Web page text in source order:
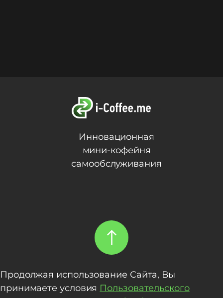
Инновационная
мини-кофейня
самообслуживания
Продолжая использование Сайта, Вы
принимаете условия Пользовательского